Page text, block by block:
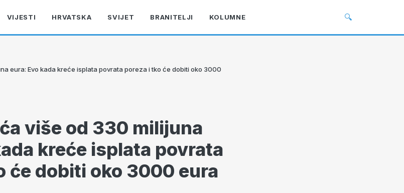
VIJESTI HRVATSKA SVIJET BRANITELJI KOLUMNE 🔍
eura: Evo kada kreće isplata povrata poreza i tko će dobiti oko 3000
više od 330 milijuna
kreće isplata povrata
će dobiti oko 3000 eura